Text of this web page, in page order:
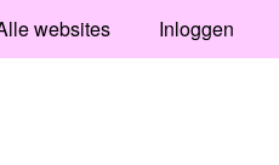
websites Inloggen